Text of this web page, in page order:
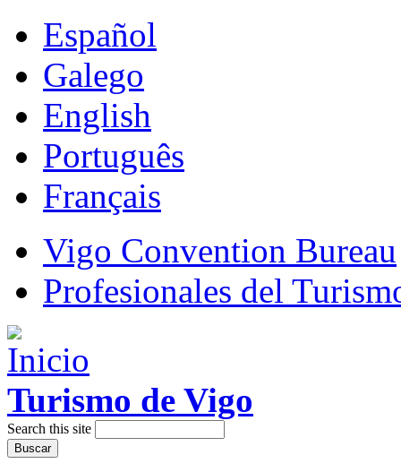
Español
Galego
English
Português
Français
Vigo Convention Bureau
Profesionales del
Turismo de Vigo
Search this site